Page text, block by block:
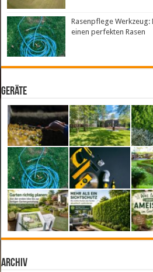
Rasenpflege
einen perfekten Rasen
Geräte
Archiv